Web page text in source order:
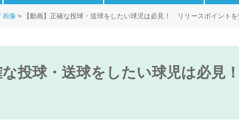
画像 【動画】正確な投球・送球をしたい球児は必見！ リリースポイントを
な投球・送球をしたい球児は必